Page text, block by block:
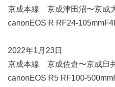
京成本線 京成津田沼〜京成
canonEOS R RF24-
2022年1月23日
京成本線 京成佐倉〜京成臼
canonEOS R5 RF100-